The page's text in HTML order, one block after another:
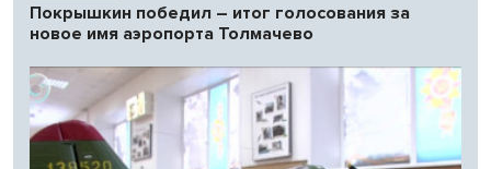
Покрышкин победил – итог голосования за
новое имя аэропорта Толмачево